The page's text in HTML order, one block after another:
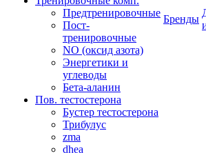
Предтренировочные
Пост-
тренировочные
NO (оксид азота)
Энергетики и
углеводы
Бета-аланин
Пов. тестостерона
Бустер тестостерона
Трибулус
zma
dhea
Бренды